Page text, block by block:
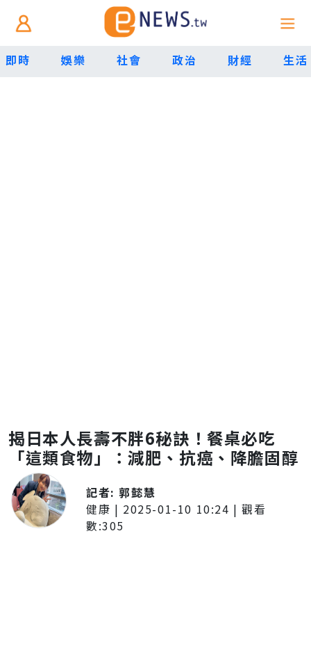
即時 娛樂 社會 政治 財經 生活
揭日本人長壽不胖6秘訣！餐桌必吃
「這類食物」：減肥、抗癌、降膽固醇
記者:郭懿慧
健康 | 2025-01-10 10:24 | 觀看
數:305